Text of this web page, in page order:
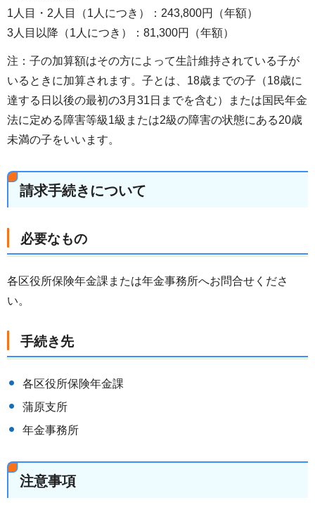
1人目・2人目（1人につき）：243,800円（年額）
3人目以降（1人につき）：81,300円（年額）
注：子の加算額はその方によって生計維持されている子が
いるときに加算されます。子とは、18歳までの子（18歳に
達する日以後の最初の3月31日までを含む）または国民年金
法に定める障害等級1級または2級の障害の状態にある20歳
未満の子をいいます。
請求手続きについて
必要なもの
各区役所保険年金課または年金事務所へお問合せくださ
い。
手続き先
各区役所保険年金課
蒲原支所
年金事務所
注意事項